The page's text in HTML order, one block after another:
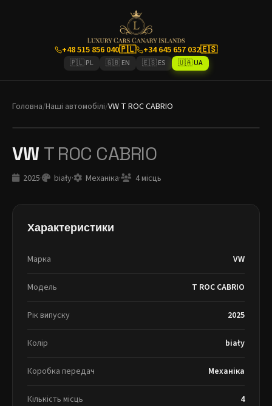
+48 515 856 040🇵🇱 +34 645 657 032🇪🇸
🇵🇱 PL 🇬🇧 EN 🇪🇸 ES 🇺🇦 UA
Головна/Наші автомобілі/VW T ROC CABRIO
VW T ROC CABRIO
2025· biały· Механіка· 4 місць
Характеристики
Марка VW
Модель T ROC CABRIO
Рік випуску 2025
Колір biały
Коробка передач Механіка
Кількість місць 4